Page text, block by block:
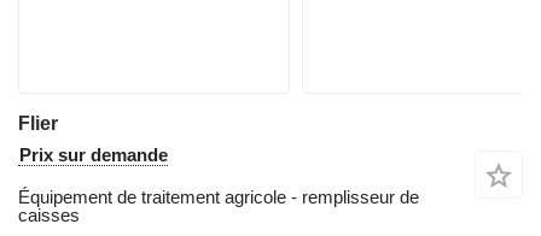
Flier
Prix sur demande
Équipement de traitement agricole - remplisseur de
caisses